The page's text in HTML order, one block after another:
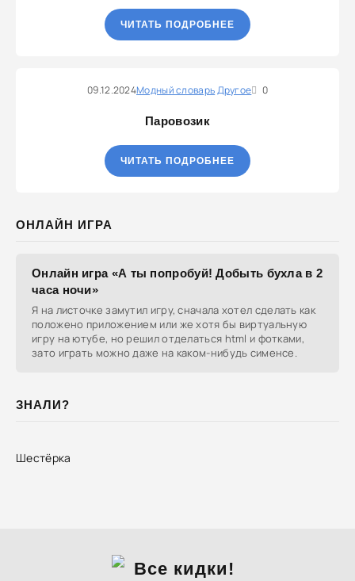
ЧИТАТЬ ПОДРОБНЕЕ
09.12.2024Модный словарьДругое 0
Паровозик
ЧИТАТЬ ПОДРОБНЕЕ
ОНЛАЙН ИГРА
Онлайн игра «А ты попробуй! Добыть бухла в 2
часа ночи»
Я на листочке замутил игру, сначала хотел сделать как
положено приложением или же хотя бы виртуальную
игру на ютубе, но решил отделаться html и фотками,
зато играть можно даже на каком-нибудь сименсе.
ЗНАЛИ?
Шестёрка